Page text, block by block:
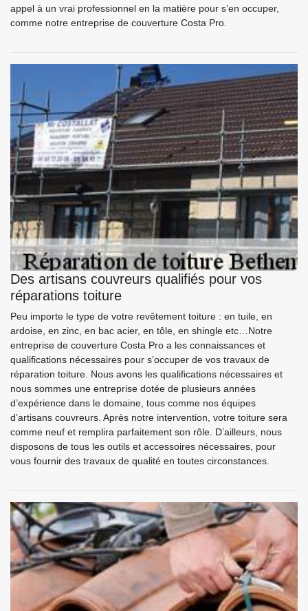
appel à un vrai professionnel en la matière pour s’en occuper,
comme notre entreprise de couverture Costa Pro.
Des artisans couvreurs qualifiés pour vos
réparations toiture
Peu importe le type de votre revêtement toiture : en tuile, en
ardoise, en zinc, en bac acier, en tôle, en shingle etc…Notre
entreprise de couverture Costa Pro a les connaissances et
qualifications nécessaires pour s’occuper de vos travaux de
réparation toiture. Nous avons les qualifications nécessaires et
nous sommes une entreprise dotée de plusieurs années
d’expérience dans le domaine, tous comme nos équipes
d’artisans couvreurs. Après notre intervention, votre toiture sera
comme neuf et remplira parfaitement son rôle. D’ailleurs, nous
disposons de tous les outils et accessoires nécessaires, pour
vous fournir des travaux de qualité en toutes circonstances.